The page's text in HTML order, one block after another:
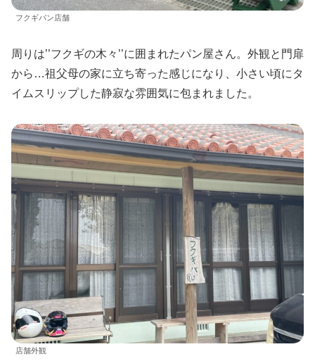
フクギパン店舗
周りは’’フクギの木々’’に囲まれたパン屋さん。外観と門扉
から…祖父母の家に立ち寄った感じになり、小さい頃にタ
イムスリップした静寂な雰囲気に包まれました。
店舗外観